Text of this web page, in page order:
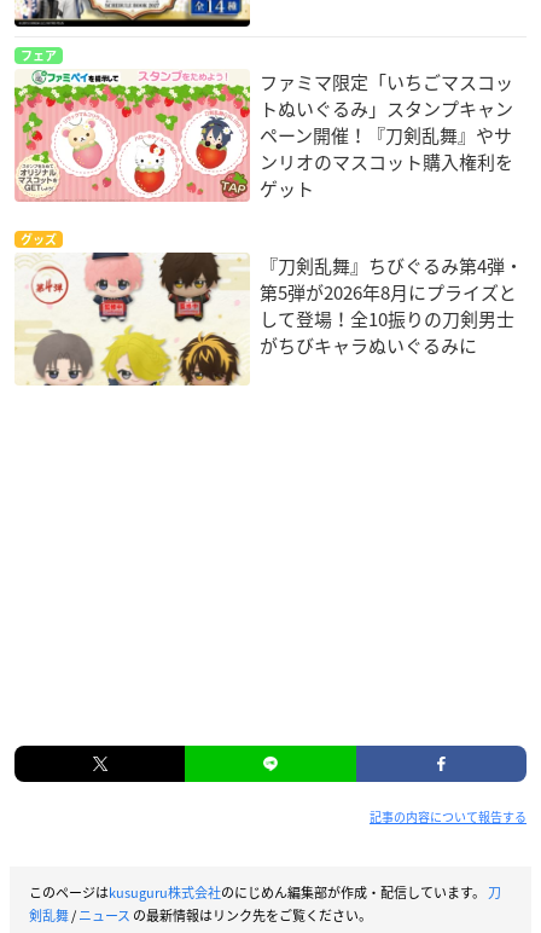
フェア
ファミマ限定「いちごマスコッ
トぬいぐるみ」スタンプキャン
ペーン開催！『刀剣乱舞』やサ
ンリオのマスコット購入権利を
ゲット
グッズ
『刀剣乱舞』ちびぐるみ第4弾・
第5弾が2026年8月にプライズと
して登場！全10振りの刀剣男士
がちびキャラぬいぐるみに
記事の内容について報告する
このページはkusuguru株式会社のにじめん編集部が作成・配信しています。 刀
剣乱舞/ニュース の最新情報はリンク先をご覧ください。